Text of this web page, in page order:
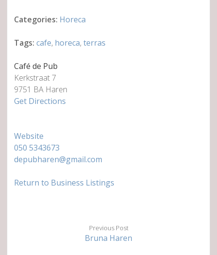
Categories: Horeca
Tags: cafe, horeca,terras
Café de Pub
Kerkstraat 7
9751 BA Haren
Get Directions
Website
050 5343673
depubharen@gmail.com
Return to Business Listings
Previous Post
Bruna Haren